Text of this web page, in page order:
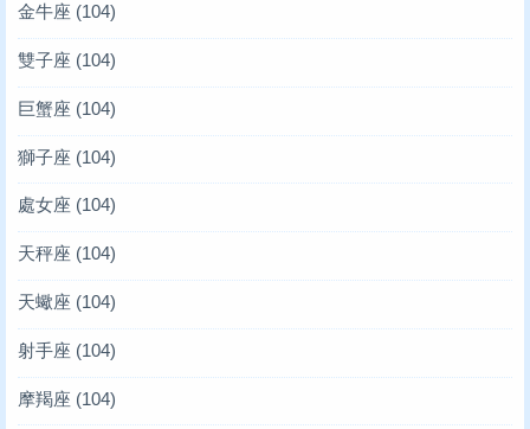
金牛座 (104)
雙子座 (104)
巨蟹座 (104)
獅子座 (104)
處女座 (104)
天秤座 (104)
天蠍座 (104)
射手座 (104)
摩羯座 (104)